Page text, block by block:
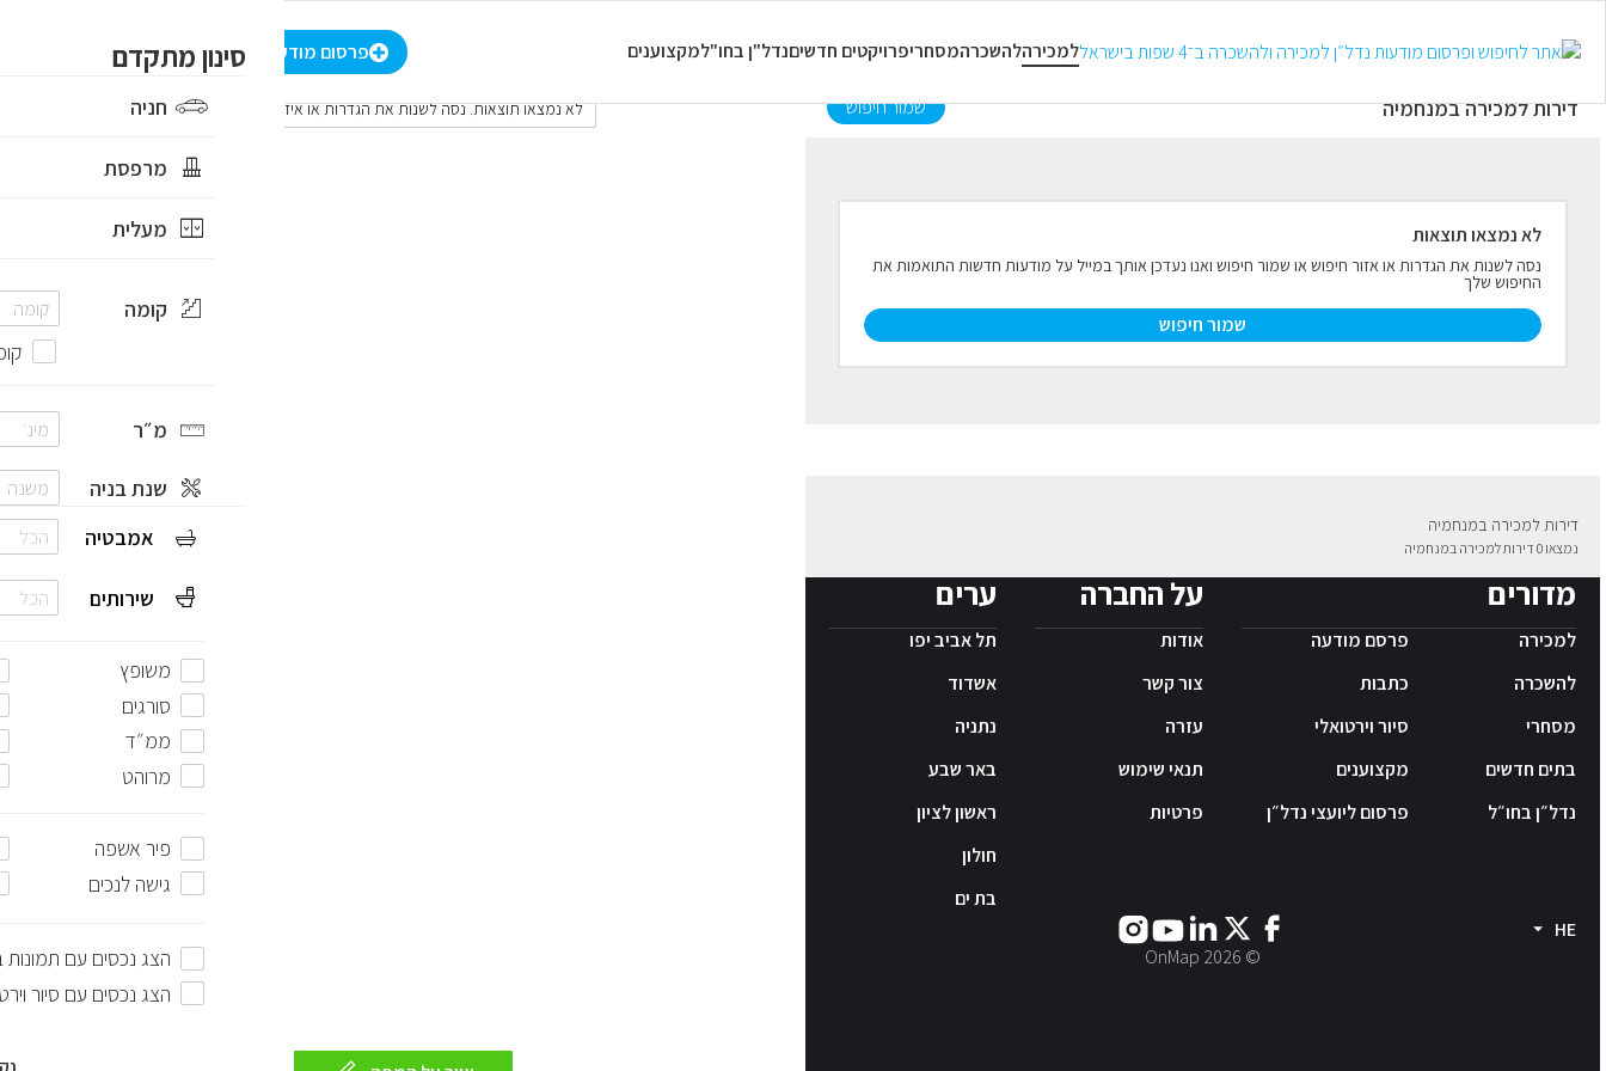
למכירהלהשכרהמסחריפרויקטים חדשיםנדל"ן בחו"למקצוענים הרשמה/התחברות פרסום מודעה
למכירה כל החדרים -
דירות למכירה במנחמיה שמור חיפוש
לא נמצאו תוצאות
נסה לשנות את הגדרות או אזור חיפוש או שמור חיפוש ואנו נעדכן אותך במייל על מודעות חדשות התואמות את
החיפוש שלך
שמור חיפוש
דירות למכירה במנחמיה
נמצאו 0 דירות למכירה במנחמיה
מדורים
למכירה
להשכרה
מסחרי
בתים חדשים
נדל״ן בחו״ל
פרסם מודעה
כתבות
סיור וירטואלי
מקצוענים
פרסום ליועצי נדל״ן
ערים
תל אביב יפו
אשדוד
נתניה
באר שבע
ראשון לציון
חולון
בת ים
על החברה
אודות
צור קשר
עזרה
תנאי שימוש
פרטיות
HE
© OnMap
2026
סינון מתקדם
חניה
מרפסת
מעלית
קומה
מ״ר
שנת בניה
אמבטיה
הכל
שירותים הכל
משופץ
סורגים
ממ״ד
מרוהט
פיר אשפה
גישה לנכים
הצג נכסים עם
הצג נכסים עם סיור
לא נמצאו תוצאות. נסה לשנות את הגדרות או איזור החיפוש